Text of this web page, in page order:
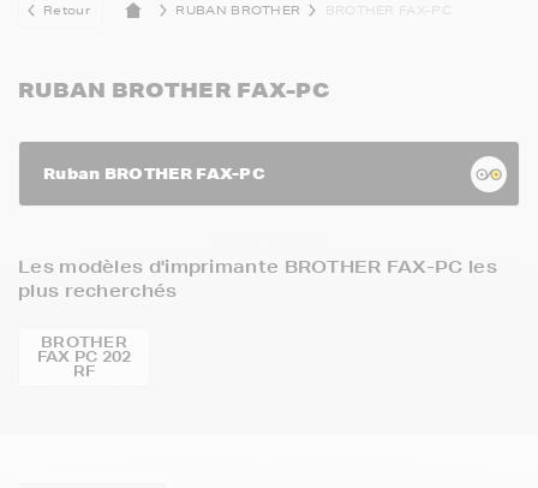
Retour RUBAN BROTHER BROTHER FAX-PC
RUBAN BROTHER FAX-PC
Ruban BROTHER FAX-PC
Les modèles d'imprimante BROTHER FAX-PC les
plus recherchés
BROTHER
FAX PC 202
RF